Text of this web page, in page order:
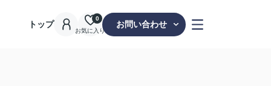
トップ
お気に入り
0
お問い合わせ